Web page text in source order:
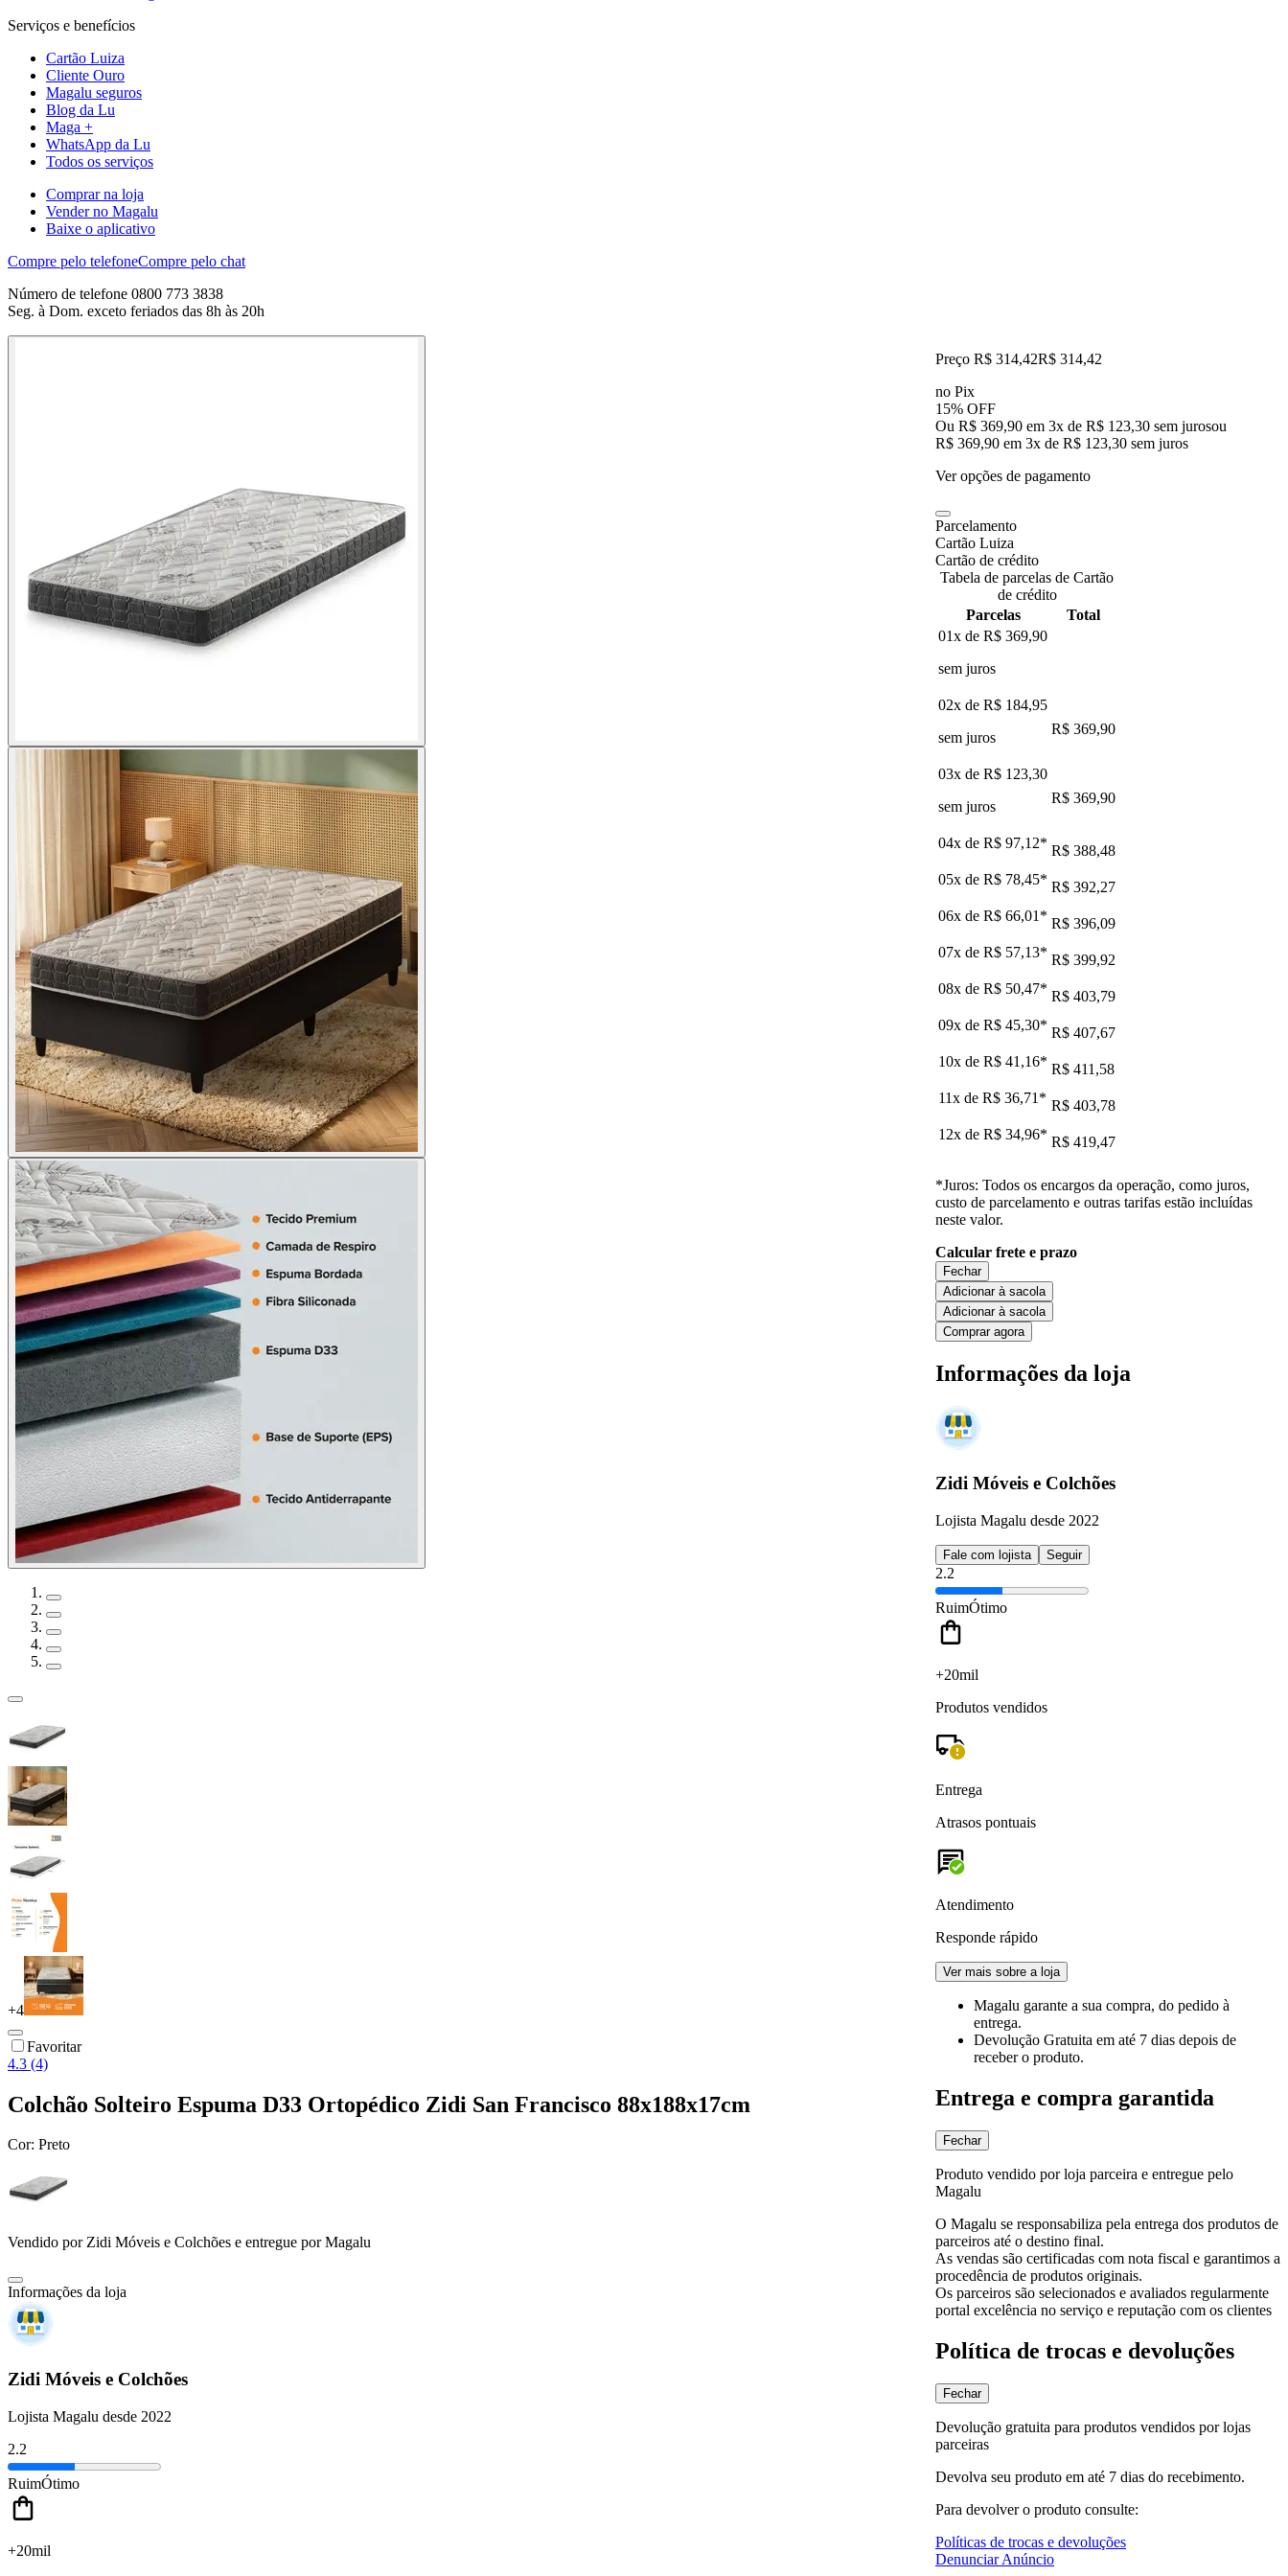
Serviços e benefícios
Cartão Luiza
Cliente Ouro
Magalu seguros
Blog da Lu
Maga +
WhatsApp da Lu
Todos os serviços
Comprar na loja
Vender no Magalu
Baixe o aplicativo
Compre pelo telefoneCompre pelo chat
Número de telefone 0800 773 3838
Seg. à Dom. exceto feriados das 8h às 20h
+4
Favoritar
4.3 (4)
Colchão Solteiro Espuma D33 Ortopédico Zidi San Francisco 88x188x17cm
Cor: Preto
Vendido porZidi Móveis e Colchões e entregue por Magalu
Informações da loja
Zidi Móveis e Colchões
Lojista Magalu desde 2022
2.2
RuimÓtimo
+20mil
Preço R$ 314,42R$ 314,42
no Pix
15% OFF
Ou R$ 369,90 em 3x de R$ 123,30 sem jurosou
R$ 369,90 em 3x de R$ 123,30 sem juros
Ver opções de pagamento
Parcelamento
Cartão Luiza
Cartão de crédito
Tabela de parcelas de Cartão
de crédito
Parcelas
Total
01x de R$ 369,90
sem juros
02x de R$ 184,95
sem juros
R$ 369,90
03x de R$ 123,30
sem juros
R$ 369,90
04x de R$ 97,12* R$ 388,48
05x de R$ 78,45* R$ 392,27
06x de R$ 66,01 * R$ 396,09
07x de R$ 57,13* R$ 399,92
08x de R$ 50,47* R$ 403,79
09x de R$ 45,30* R$ 407,67
10x de R$ 41,16* R$ 411,58
11x de R$ 36,71 * R$ 403,78
12x de R$ 34,96* R$ 419,47
*Juros: Todos os encargos da operação, como juros,
custo de parcelamento e outras tarifas estão incluídas
neste valor.
Calcular frete e prazo
Fechar
Adicionar à sacola
Adicionar à sacola
Comprar agora
Informações da loja
Zidi Móveis e Colchões
Lojista Magalu desde 2022
Fale com lojista Seguir
2.2
RuimÓtimo
+20mil
Produtos vendidos
Entrega
Atrasos pontuais
Atendimento
Responde rápido
Ver mais sobre a loja
Magalu garante a sua compra, do pedido à
entrega.
Devolução Gratuita em até 7 dias depois de
receber o produto.
Entrega e compra garantida
Fechar
Produto vendido por loja parceira e entregue pelo
Magalu
O Magalu se responsabiliza pela entrega dos produtos de
parceiros até o destino final.
As vendas são certificadas com nota fiscal e garantimos a
procedência de produtos originais.
Os parceiros são selecionados e avaliados regularmente
portal excelência no serviço e reputação com os clientes
Política de trocas e devoluções
Fechar
Devolução gratuita para produtos vendidos por lojas
parceiras
Devolva seu produto em até 7 dias do recebimento.
Para devolver o produto consulte:
Políticas de trocas e devoluções
Denunciar Anúncio